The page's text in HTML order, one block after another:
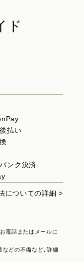
ド
払い
ンク決済
についての詳細 >
電話またはメールに
などの不備など、詳細